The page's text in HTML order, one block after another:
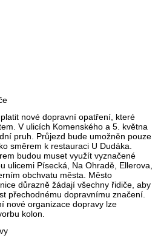
nové dopravní opatření, které
V ulicích Komenského a 5. května
pruh. Průjezd bude umožněn pouze
směrem k restauraci U Dudáka.
budou muset využít vyznačené
ulicemi Písecká, Na Ohradě, Ellerova,
obchvatu města. Město
důrazně žádají všechny řidiče, aby
přechodnému dopravnímu značení.
nové organizace dopravy lze
kolon.